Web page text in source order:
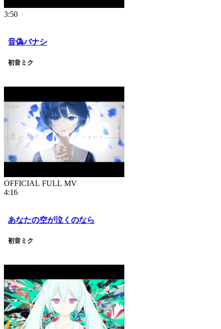
3:50
音偽バナシ
初音ミク
OFFICIAL FULL MV
4:16
あなたの空が泣くのなら
初音ミク